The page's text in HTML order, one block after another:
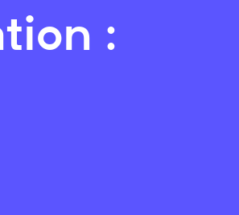
: